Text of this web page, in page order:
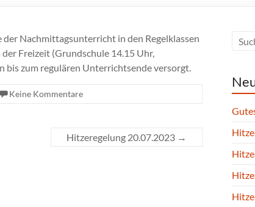
Nachmittagsunterricht in den Regelklassen
Freizeit (Grundschule 14.15 Uhr,
zum regulären Unterrichtsende versorgt.
Keine Kommentare
Hitzeregelung 20.07.2023 →